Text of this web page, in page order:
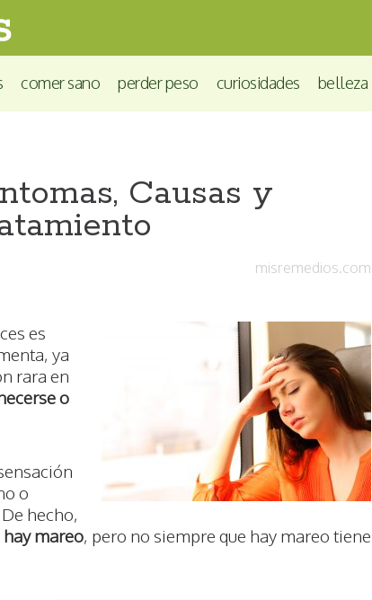
comer sano perder peso curiosidades belleza
Causas y
misremedios.com
es
ya
rara en
o
o
hecho,
mareo, pero no siempre que hay mareo tiene